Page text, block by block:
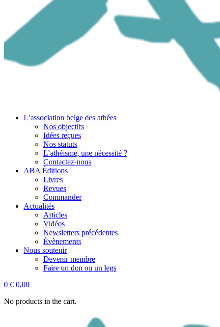
L’association belge des athées
Nos objectifs
Idées reçues
Nos statuts
L’athéisme, une nécessité ?
Contactez-nous
ABA Éditions
Livres
Revues
Commander
Actualités
Articles
Vidéos
Newsletters précédentes
Évènements
Nous soutenir
Devenir membre
Faire un don ou un legs
0 € 0,00
No products in the cart.